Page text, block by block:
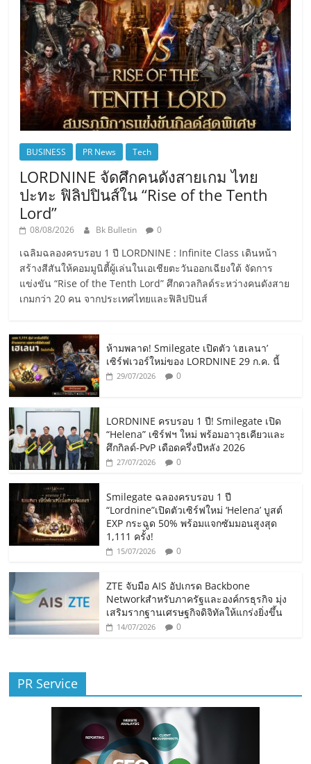
BUSINESS PR News Tech
LORDNINE จัดศึกคนดังสายเกม ไทย
ปะทะ ฟิลิปปินส์ใน “Rise of the Tenth
Lord”
08/08/2026 Bk Bulletin 0
เฉลิมฉลองครบรอบ 1 ปี LORDNINE : Infinite Class เดินหน้า
สร้างสีสันให้คอมมูนิตี้ผู้เล่นในเอเชียตะวันออกเฉียงใต้ จัดการ
แข่งขัน “Rise of the Tenth Lord” ศึกดวลกิลด์ระหว่างคนดังสาย
เกมกว่า 20 คน จากประเทศไทยและฟิลิปปินส์
ห้ามพลาด! Smilegate เปิดตัว ‘เฮเลนา’
เซิร์ฟเวอร์ใหม่ของ LORDNINE 29 ก.ค. นี้
29/07/2026 0
LORDNINE ครบรอบ 1 ปี! Smilegate เปิด
“Helena” เซิร์ฟฯ ใหม่ พร้อมอาวุธเคียวและ
ศึกกิลด์-PvP เดือดครึ่งปีหลัง 2026
27/07/2026 0
Smilegate ฉลองครบรอบ 1 ปี
“Lordnine”เปิดตัวเซิร์ฟใหม่ ‘Helena’ บูสต์
EXP กระฉูด 50% พร้อมแจกซัมมอนสูงสุด
1,111 ครั้ง!
15/07/2026 0
ZTE จับมือ AIS อัปเกรด Backbone
Networkสำหรับภาครัฐและองค์กรธุรกิจ มุ่ง
เสริมรากฐานเศรษฐกิจดิจิทัลให้แกร่งยิ่งขึ้น
14/07/2026 0
PR Service